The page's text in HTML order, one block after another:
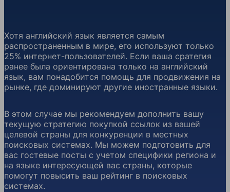
Хотя английский язык является самым
распространенным в мире, его используют только
25% интернет-пользователей. Если ваша сратегия
ранее была ориентирована только на английский
язык, вам понадобится помощь для продвижения на
рынке, где доминируют другие иностранные языки.
В этом случае мы рекомендуем дополнить вашу
текущую стратегию покупкой ссылок из вашей
целевой страны для конкуренции в местных
поисковых системах. Мы можем подготовить для
вас гостевые посты с учетом специфики региона и
на языке интересующей вас страны, которые
помогут повысить ваш рейтинг в поисковых
системах.